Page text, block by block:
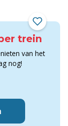
trein
van het
nog!